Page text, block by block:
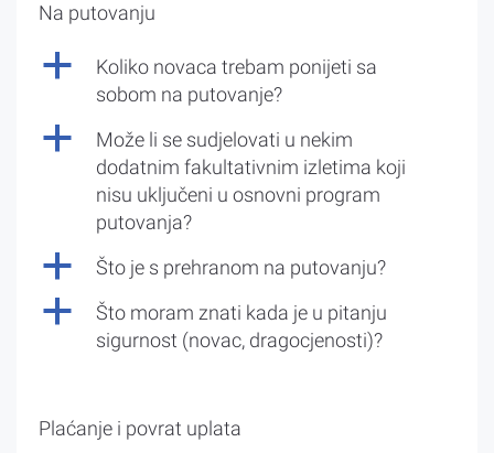
Na putovanju
a
Koliko novaca trebam ponijeti sa
sobom na putovanje?
a
Može li se sudjelovati u nekim
dodatnim fakultativnim izletima koji
nisu uključeni u osnovni program
putovanja?
a Što je s prehranom na putovanju?
a
Što moram znati kada je u pitanju
sigurnost (novac, dragocjenosti)?
Plaćanje i povrat uplata